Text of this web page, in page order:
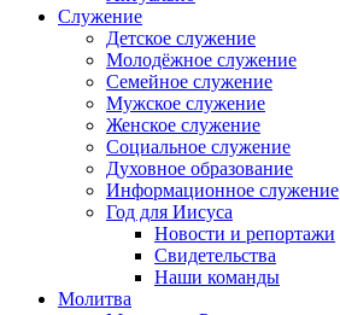
Служение
Детское служение
Молодёжное служение
Семейное служение
Мужское служение
Женское служение
Социальное служение
Духовное образование
Информационное служение
Год для Иисуса
Новости и репортажи
Свидетельства
Наши команды
Молитва